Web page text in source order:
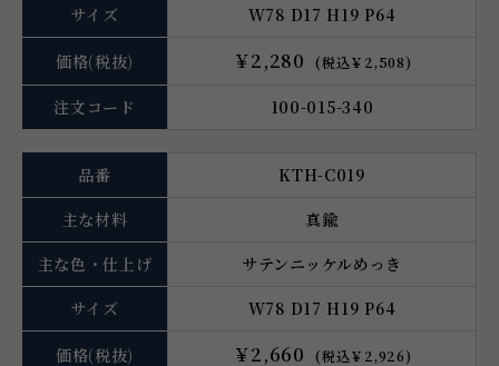
サイズ
W78 D17 H19 P64
価格(税抜) ￥2,280 (税込￥2,508)
注文コード 100-015-340
品番
KTH-C019
主な材料
真鍮
主な色・仕上げ
サテンニッケルめっき
サイズ
W78 D17 H19 P64
価格(税抜) ￥2,660 (税込￥2,926)